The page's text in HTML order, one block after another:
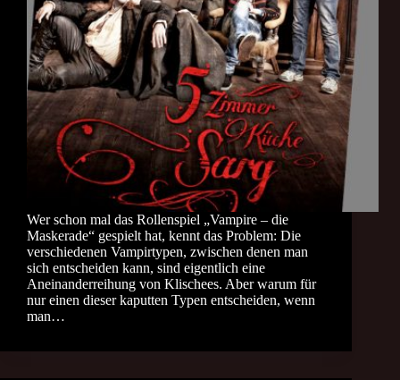
Wer schon mal das Rollenspiel „Vampire – die
Maskerade“ gespielt hat, kennt das Problem: Die
verschiedenen Vampirtypen, zwischen denen man
sich entscheiden kann, sind eigentlich eine
Aneinanderreihung von Klischees. Aber warum für
nur einen dieser kaputten Typen entscheiden, wenn
man…